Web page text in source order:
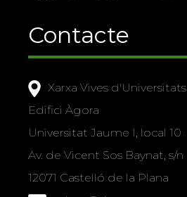
Contacte
Xarxa Vives d'Universitats
Edifici Àgora
Universitat Jaume I, local 10
Av. de Vicent Sos Baynat, s/n
12071 Castelló de la Plana